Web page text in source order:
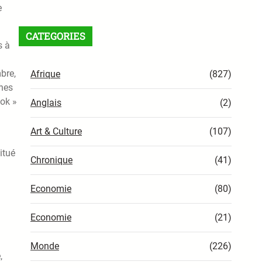
à
»
CATEGORIES
Afrique (827)
Anglais (2)
Art & Culture (107)
Chronique (41)
Economie (80)
Economie (21)
Monde (226)